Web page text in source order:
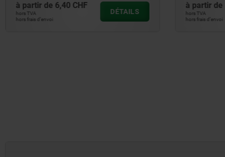
à partir de 6,40 CHF
hors TVA
hors frais d’envoi
DÉTAILS
à partir de
hors TVA
hors frais d’envoi